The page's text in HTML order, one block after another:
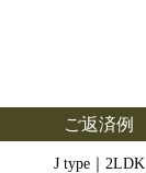
ご返済例
J type｜2LDK